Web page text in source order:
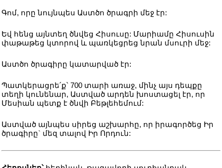
Գոմ, որը նույնպես Աստծո ծրագրի մեջ էր:
Եվ հենց այնտեղ ծնվեց Հիսուսը: Մարիամը Հիսուսին
փաթաթեց կտորով և պառկեցրեց նրան մսուրի մեջ:
Աստծո ծրագիրը կատարված էր:
Պատկերացրե՛ք՝ 700 տարի առաջ, մինչ այս դեպքը
տեղի կունենար, Աստված արդեն խոստացել էր, որ
Մեսիան պետք է ծնվի Բեթլեհեմում:
Աստված այնպես սիրեց աշխարհը, որ իրագործեց Իր
ծրագիրը` մեզ տալով Իր Որդուն: